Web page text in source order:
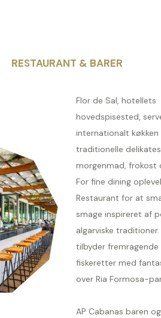
RESTAURANT & BARER
Flor de Sal, hotellets
hovedspisested,
internationalt køkken
traditionelle
morgenmad, frokost
For fine dining
Restaurant for at
smage inspireret af
algarviske
tilbyder
fiskeretter med
over Ria Formosa-
AP Cabanas baren